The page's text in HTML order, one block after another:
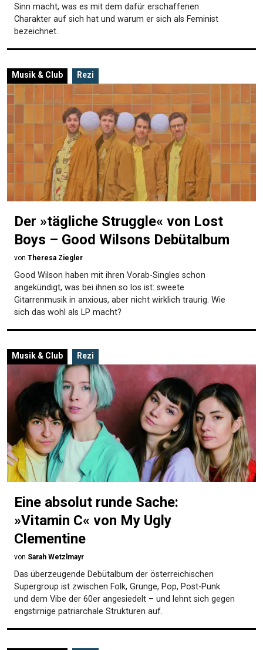
Sinn macht, was es mit dem dafür erschaffenen
Charakter auf sich hat und warum er sich als Feminist
bezeichnet.
Musik & Club Rezi
Der »tägliche Struggle« von Lost
Boys – Good Wilsons Debütalbum
von Theresa Ziegler
Good Wilson haben mit ihren Vorab-Singles schon
angekündigt, was bei ihnen so los ist: sweete
Gitarrenmusik in anxious, aber nicht wirklich traurig. Wie
sich das wohl als LP macht?
Musik & Club Rezi
Eine absolut runde Sache:
»Vitamin C« von My Ugly
Clementine
von Sarah Wetzlmayr
Das überzeugende Debütalbum der österreichischen
Supergroup ist zwischen Folk, Grunge, Pop, Post-Punk
und dem Vibe der 60er angesiedelt – und lehnt sich gegen
engstirnige patriarchale Strukturen auf.